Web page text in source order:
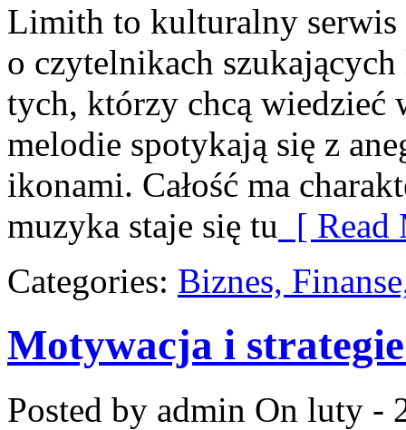
Limith to kulturalny serwis
o czytelnikach
tych, którzy chcą wiedzieć
melodie spotykają się z
ikonami. Całość ma
muzyka staje się tu [ Read
Categories: Biznes,
Motywacja i
Posted by admin On luty -